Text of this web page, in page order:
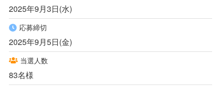
2025年9月3日(水)
応募締切
2025年9月5日(金)
当選人数
83名様